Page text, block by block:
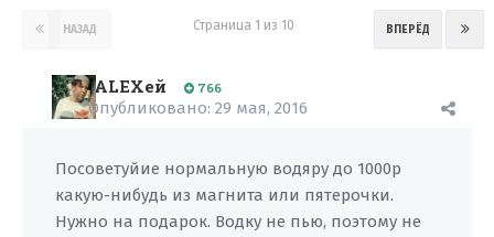
НАЗАД ВПЕРЁД
Страница 1 из 10
ALEXей 766
Опубликовано: 29 мая, 2016
Посоветуйие нормальную водяру до 1000р
какую-нибудь из магнита или пятерочки.
Нужно на подарок. Водку не пью, поэтому не